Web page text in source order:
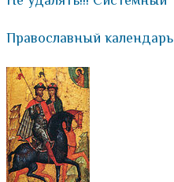
Православный календарь